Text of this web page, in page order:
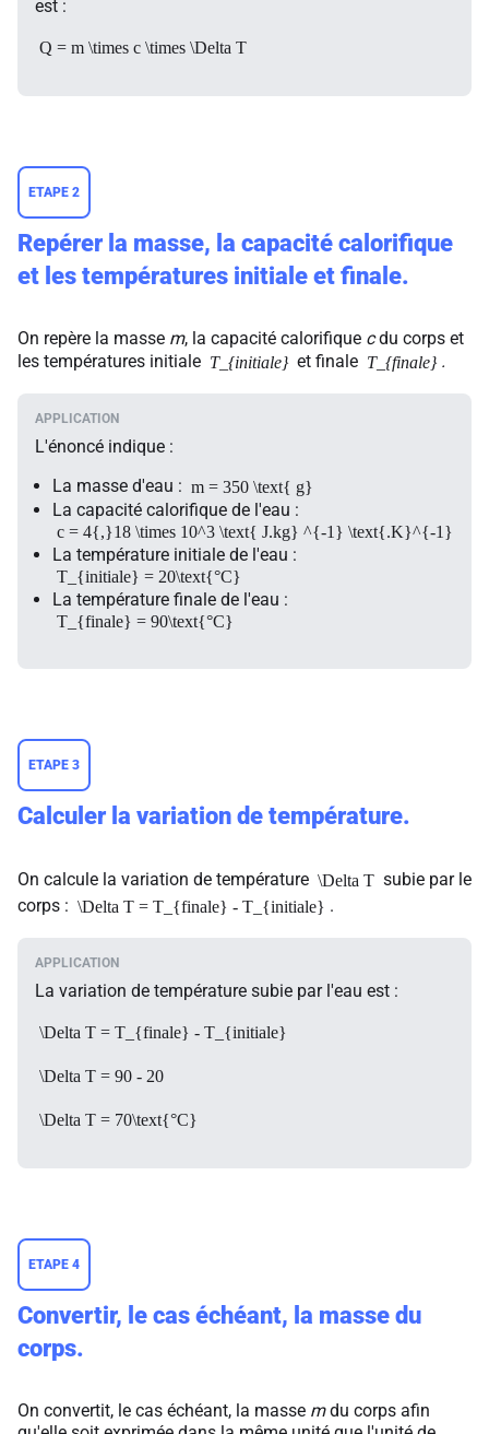
est :
Q = m \times c \times \Delta T
ETAPE 2
Repérer la masse, la capacité calorifique
et les températures initiale et finale.
On repère la masse m, la capacité calorifique cdu corps et
les températures initiale T_{initiale} et finale T_{finale} .
L'énoncé indique :
La masse d'eau : m = 350 \text{ g}
La capacité calorifique de l'eau :
c = 4{,}18 \times 10^3 \text{ J.kg} ^{-1} \text{.K}^{-1}
La température initiale de l'eau :
T_{initiale} = 20\text{°C}
La température finale de l'eau :
T_{finale} = 90\text{°C}
ETAPE 3
Calculer la variation de température.
On calcule la variation de température \Delta T subie par le
corps : \Delta T = T_{finale} - T_{initiale} .
La variation de température subie par l'eau est :
\Delta T = T_{finale} - T_{initiale}
\Delta T = 90 - 20
\Delta T = 70\text{°C}
ETAPE 4
Convertir, le cas échéant, la masse du
corps.
On convertit, le cas échéant, la masse mdu corps afin